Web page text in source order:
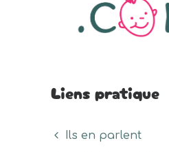
Liens pratique
Ils en parlent